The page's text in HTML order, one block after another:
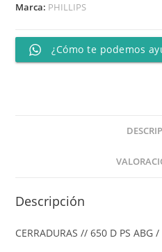
Marca: PHILLIPS
¿Cómo te podemos
Descripción
CERRADURAS // 650 D PS ABG